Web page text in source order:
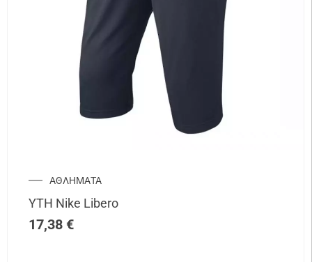
ΑΘΛΗΜΑΤΑ
YTH Nike Libero
17,38 €